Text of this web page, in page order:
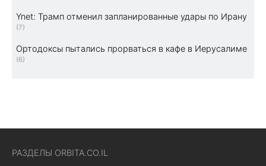
Ynet: Трамп отменил запланированные удары по Ирану
(7)
Ортодоксы пытались прорваться в кафе в Иерусалиме
(6)
РАЗДЕЛЫ ORBITA.CO.IL